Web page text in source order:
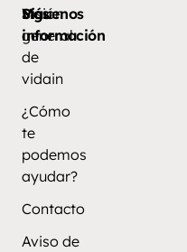
Más
información
Visión
general
de
vidain
¿Cómo
te
podemos
ayudar?
Contacto
Aviso de
Síguenos